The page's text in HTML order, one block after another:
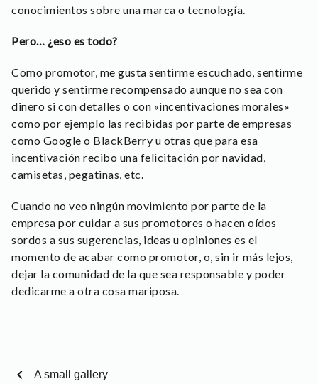
conocimientos sobre una marca o tecnología.
Pero… ¿eso es todo?
Como promotor, me gusta sentirme escuchado, sentirme
querido y sentirme recompensado aunque no sea con
dinero si con detalles o con «incentivaciones morales»
como por ejemplo las recibidas por parte de empresas
como Google o BlackBerry u otras que para esa
incentivación recibo una felicitación por navidad,
camisetas, pegatinas, etc.
Cuando no veo ningún movimiento por parte de la
empresa por cuidar a sus promotores o hacen oídos
sordos a sus sugerencias, ideas u opiniones es el
momento de acabar como promotor, o, sin ir más lejos,
dejar la comunidad de la que sea responsable y poder
dedicarme a otra cosa mariposa.
chevron_left A small gallery